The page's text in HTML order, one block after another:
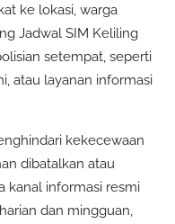
ke lokasi, warga
Jadwal SIM Keliling
setempat, seperti
atau layanan informasi
kekecewaan
dibatalkan atau
kanal informasi resmi
dan mingguan,